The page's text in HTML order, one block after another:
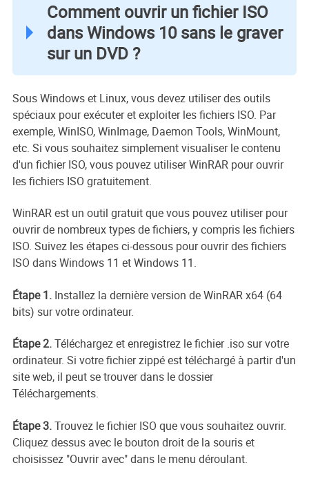
Comment ouvrir un fichier ISO
dans Windows 10 sans le graver
sur un DVD ?
Sous Windows et Linux, vous devez utiliser des outils
spéciaux pour exécuter et exploiter les fichiers ISO. Par
exemple, WinISO, WinImage, Daemon Tools, WinMount,
etc. Si vous souhaitez simplement visualiser le contenu
d'un fichier ISO, vous pouvez utiliser WinRAR pour ouvrir
les fichiers ISO gratuitement.
WinRAR est un outil gratuit que vous pouvez utiliser pour
ouvrir de nombreux types de fichiers, y compris les fichiers
ISO. Suivez les étapes ci-dessous pour ouvrir des fichiers
ISO dans Windows 11 et Windows 11.
Étape 1. Installez la dernière version de WinRAR x64 (64
bits) sur votre ordinateur.
Étape 2.Téléchargez et enregistrez le fichier .iso sur votre
ordinateur. Si votre fichier zippé est téléchargé à partir d'un
site web, il peut se trouver dans le dossier
Téléchargements.
Étape 3.Trouvez le fichier ISO que vous souhaitez ouvrir.
Cliquez dessus avec le bouton droit de la souris et
choisissez "Ouvrir avec" dans le menu déroulant.